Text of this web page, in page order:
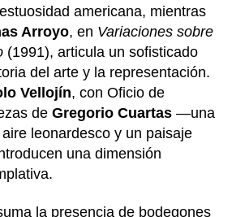
americana, mientras
Arroyo, en Variaciones sobre
(1991), articula un sofisticado
del arte y la representación.
Vellojín, con Oficio de
de Gregorio Cuartas —una
leonardesco y un paisaje
una dimensión
la presencia de bodegones